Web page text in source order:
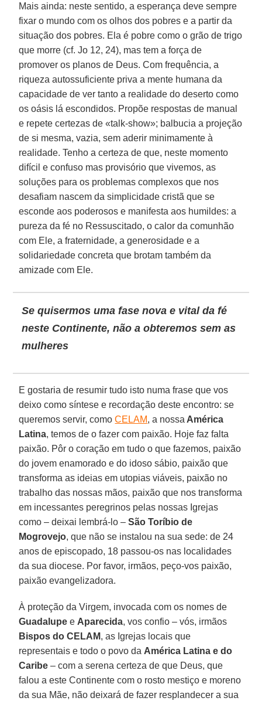
Mais ainda: neste sentido, a esperança deve sempre
fixar o mundo com os olhos dos pobres e a partir da
situação dos pobres. Ela é pobre como o grão de trigo
que morre (cf. Jo 12, 24), mas tem a força de
promover os planos de Deus. Com frequência, a
riqueza autossuficiente priva a mente humana da
capacidade de ver tanto a realidade do deserto como
os oásis lá escondidos. Propõe respostas de manual
e repete certezas de «talk-show»; balbucia a projeção
de si mesma, vazia, sem aderir minimamente à
realidade. Tenho a certeza de que, neste momento
difícil e confuso mas provisório que vivemos, as
soluções para os problemas complexos que nos
desafiam nascem da simplicidade cristã que se
esconde aos poderosos e manifesta aos humildes: a
pureza da fé no Ressuscitado, o calor da comunhão
com Ele, a fraternidade, a generosidade e a
solidariedade concreta que brotam também da
amizade com Ele.
Se quisermos uma fase nova e vital da fé
neste Continente, não a obteremos sem as
mulheres
E gostaria de resumir tudo isto numa frase que vos
deixo como síntese e recordação deste encontro: se
queremos servir, comoCELAM, a nossa América
Latina, temos de o fazer com paixão. Hoje faz falta
paixão. Pôr o coração em tudo o que fazemos, paixão
do jovem enamorado e do idoso sábio, paixão que
transforma as ideias em utopias viáveis, paixão no
trabalho das nossas mãos, paixão que nos transforma
em incessantes peregrinos pelas nossas Igrejas
como – deixai lembrá-lo –São Toríbio de
Mogrovejo, que não se instalou na sua sede: de 24
anos de episcopado, 18 passou-os nas localidades
da sua diocese. Por favor, irmãos, peço-vos paixão,
paixão evangelizadora.
À proteção da Virgem, invocada com os nomes de
Guadalupe e Aparecida, vos confio – vós, irmãos
Bispos do CELAM, as Igrejas locais que
representais e todo o povo da América Latina e do
Caribe – com a serena certeza de que Deus, que
falou a este Continente com o rosto mestiço e moreno
da sua Mãe, não deixará de fazer resplandecer a sua